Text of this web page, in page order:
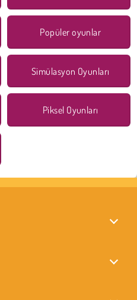
Popüler oyunlar
Simülasyon Oyunları
Piksel Oyunları